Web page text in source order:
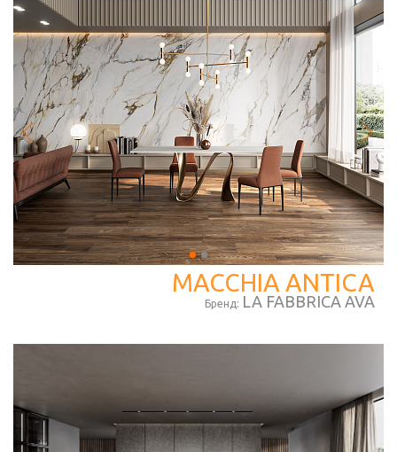
MACCHIA ANTICA
Бренд: LA FABBRICA AVA